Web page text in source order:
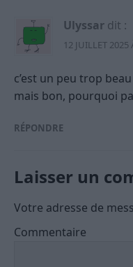
Ulyssar dit :
12 JUILLET 2025
c’est un peu trop
mais bon, pourquoi
RÉPONDRE
Laisser un
Votre adresse de
Commentaire